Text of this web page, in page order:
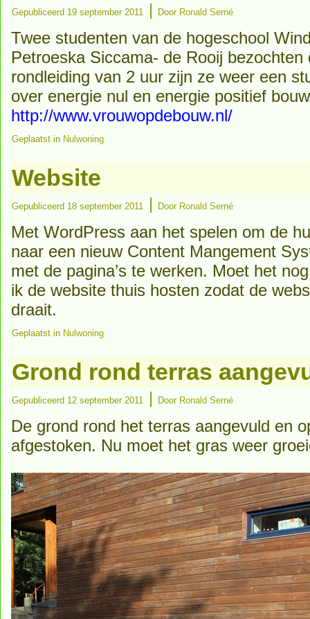
Gepubliceerd 19 september 2011 | Door Ronald Serné
Twee studenten van de hogeschool
Petroeska Siccama- de Rooij
rondleiding van 2 uur zijn ze weer een
over energie nul en energie positief
http://www.vrouwopdebouw.nl/
Geplaatst in Nulwoning
Website
Gepubliceerd 18 september 2011 | Door Ronald Serné
Met WordPress aan het spelen om de
naar een nieuw Content Mangement
met de pagina’s te werken. Moet het
ik de website thuis hosten zodat de
draait.
Geplaatst in Nulwoning
Grond rond terras
Gepubliceerd 12 september 2011 | Door Ronald Serné
De grond rond het terras aangevuld en
afgestoken. Nu moet het gras weer